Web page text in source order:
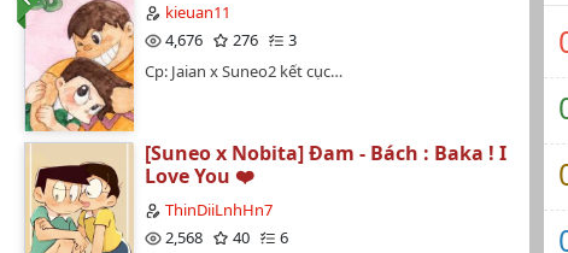
kieuan11
4,676
276
3
Cp: Jaian x Suneo2 kết cục…
[Suneo x Nobita] Đam - Bách : Baka ! I
Love You ❤️
ThinDiiLnhHn7
2,568
40
6